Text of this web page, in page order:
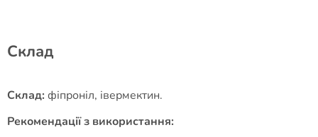
Cклад
Склад: фіпроніл, івермектин.
Рекомендації з використання: